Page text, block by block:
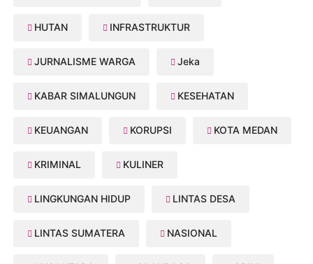
HUTAN INFRASTRUKTUR
JURNALISME WARGA Jeka
KABAR SIMALUNGUN KESEHATAN
KEUANGAN KORUPSI KOTA MEDAN
KRIMINAL KULINER
LINGKUNGAN HIDUP LINTAS DESA
LINTAS SUMATERA NASIONAL